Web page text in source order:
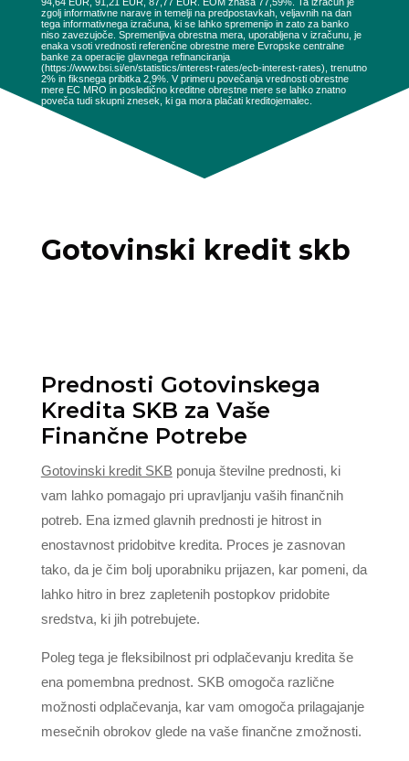
zgolj informativne narave in temelji na predpostavkah, veljavnih na dan
tega informativnega izračuna, ki se lahko spremenijo in zato za banko
niso zavezujoče. Spremenljiva obrestna mera, uporabljena v izračunu, je
enaka vsoti vrednosti referenčne obrestne mere Evropske centralne
banke za operacije glavnega refinanciranja
(https://www.bsi.si/en/statistics/interest-rates/ecb-interest-rates), trenutno
2% in fiksnega pribitka 2,9%. V primeru povečanja vrednosti obrestne
mere EC MRO in posledično kreditne obrestne mere se lahko znatno
poveča tudi skupni znesek, ki ga mora plačati kreditojemalec.
Gotovinski kredit skb
Prednosti Gotovinskega
Kredita SKB za Vaše
Finančne Potrebe
Gotovinski kredit SKB ponuja številne prednosti, ki
vam lahko pomagajo pri upravljanju vaših finančnih
potreb. Ena izmed glavnih prednosti je hitrost in
enostavnost pridobitve kredita. Proces je zasnovan
tako, da je čim bolj uporabniku prijazen, kar pomeni, da
lahko hitro in brez zapletenih postopkov pridobite
sredstva, ki jih potrebujete.
Poleg tega je fleksibilnost pri odplačevanju kredita še
ena pomembna prednost. SKB omogoča različne
možnosti odplačevanja, kar vam omogoča prilagajanje
mesečnih obrokov glede na vaše finančne zmožnosti.